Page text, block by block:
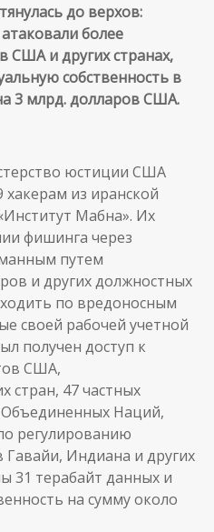
до верхов:
более
США и других странах,
собственность в
3 млрд. долларов США.
юстиции США
из иранской
Мабна». Их
фишинга через
путем
и других должностных
по вредоносным
своей рабочей учетной
получен доступ к
США,
стран, 47 частных
Наций,
регулированию
Индиана и других
31 терабайт данных и
на сумму около